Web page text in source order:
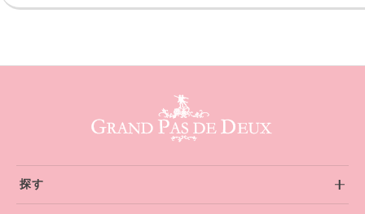
探す